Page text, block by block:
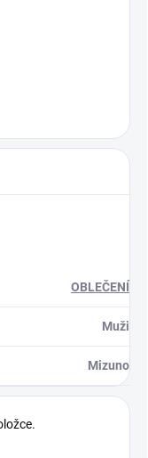
OBLEČENÍ
Muži
Mizuno